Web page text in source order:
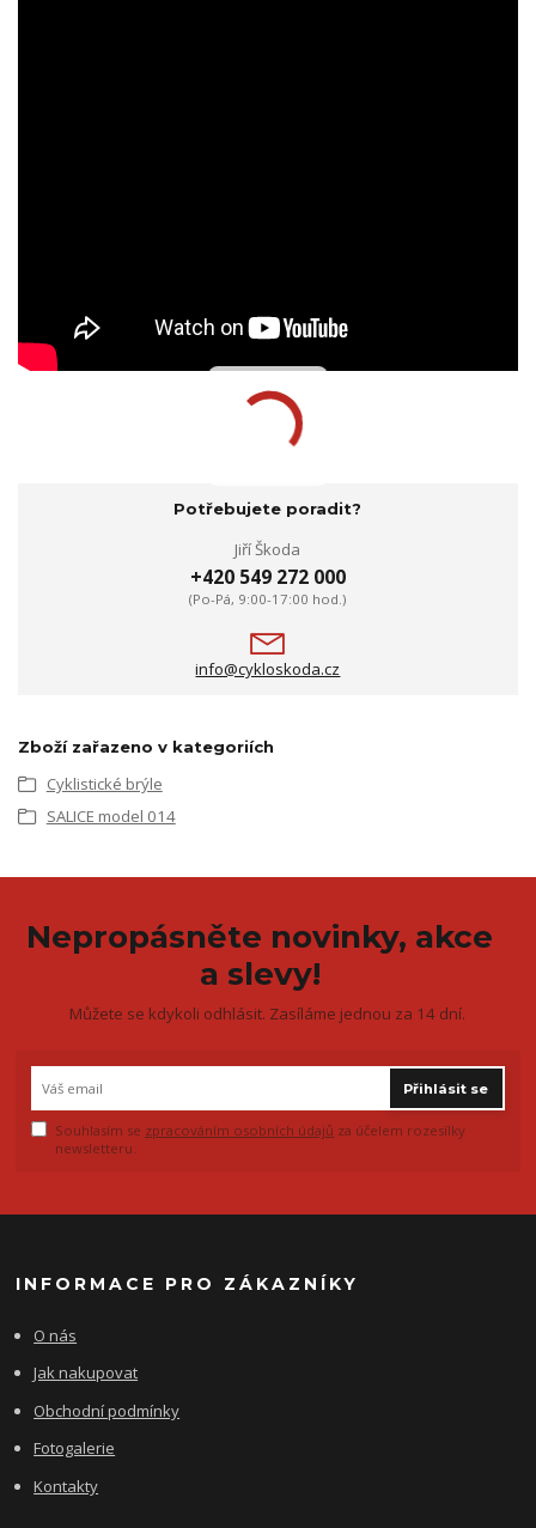
Potřebujete poradit?
Jiří Škoda
+420 549 272 000
(Po-Pá, 9:00-17:00 hod.)
info@cykloskoda.cz
Zboží zařazeno v kategoriích
Cyklistické brýle
SALICE model 014
Nepropásněte novinky, akce
a slevy!
Můžete se kdykoli odhlásit. Zasíláme jednou za 14 dní.
Přihlásit se
Souhlasím se zpracováním osobních údajů za účelem rozesílky
newsletteru.
INFORMACE PRO ZÁKAZNÍKY
O nás
Jak nakupovat
Obchodní podmínky
Fotogalerie
Kontakty